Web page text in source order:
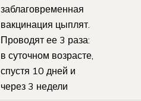
заблаговременная
вакцинация цыплят.
Проводят ее 3 раза:
в суточном возрасте,
спустя 10 дней и
через 3 недели